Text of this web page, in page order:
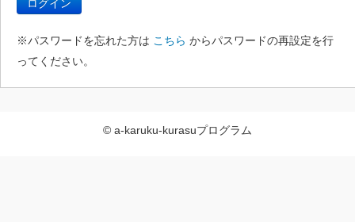
※パスワードを忘れた方は こちら からパスワードの再設定を行
ってください。
© a-karuku-kurasuプログラム